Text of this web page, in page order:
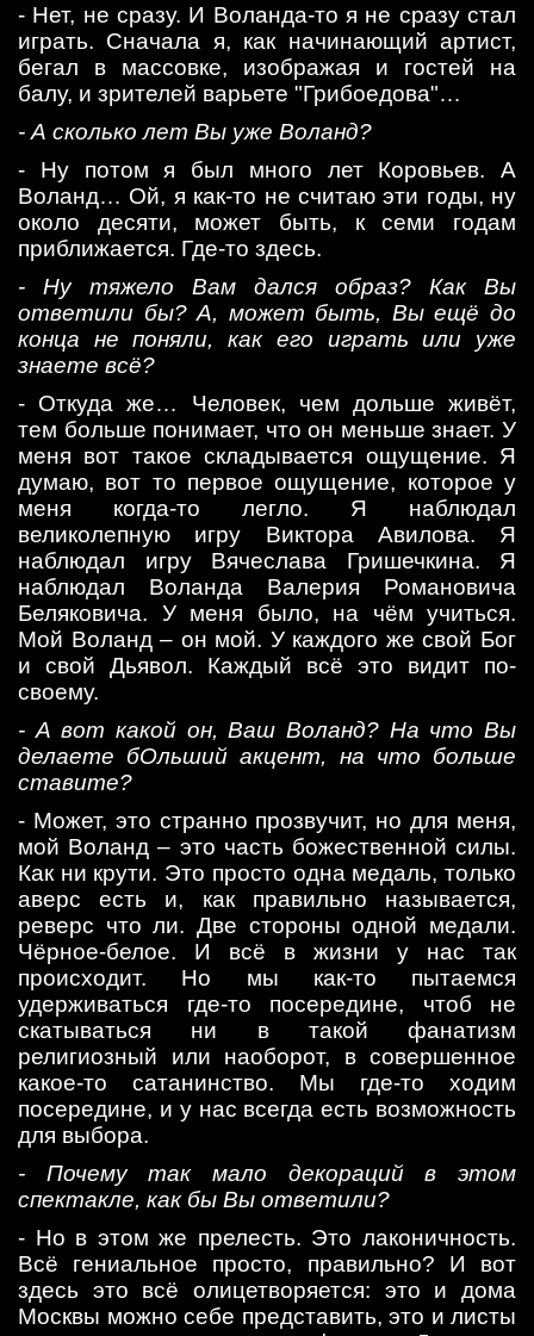
- Нет, не сразу. И Воланда-то я не сразу стал
играть. Сначала я, как начинающий артист,
бегал в массовке, изображая и гостей на
балу, и зрителей варьете "Грибоедова"…
- А сколько лет Вы уже Воланд?
- Ну потом я был много лет Коровьев. А
Воланд… Ой, я как-то не считаю эти годы, ну
около десяти, может быть, к семи годам
приближается. Где-то здесь.
- Ну тяжело Вам дался образ? Как Вы
ответили бы? А, может быть, Вы ещё до
конца не поняли, как его играть или уже
знаете всё?
- Откуда же… Человек, чем дольше живёт,
тем больше понимает, что он меньше знает. У
меня вот такое складывается ощущение. Я
думаю, вот то первое ощущение, которое у
меня когда-то легло. Я наблюдал
великолепную игру Виктора Авилова. Я
наблюдал игру Вячеслава Гришечкина. Я
наблюдал Воланда Валерия Романовича
Беляковича. У меня было, на чём учиться.
Мой Воланд – он мой. У каждого же свой Бог
и свой Дьявол. Каждый всё это видит по-
своему.
- А вот какой он, Ваш Воланд? На что Вы
делаете бОльший акцент, на что больше
ставите?
- Может, это странно прозвучит, но для меня,
мой Воланд – это часть божественной силы.
Как ни крути. Это просто одна медаль, только
аверс есть и, как правильно называется,
реверс что ли. Две стороны одной медали.
Чёрное-белое. И всё в жизни у нас так
происходит. Но мы как-то пытаемся
удерживаться где-то посередине, чтоб не
скатываться ни в такой фанатизм
религиозный или наоборот, в совершенное
какое-то сатанинство. Мы где-то ходим
посередине, и у нас всегда есть возможность
для выбора.
- Почему так мало декораций в этом
спектакле, как бы Вы ответили?
- Но в этом же прелесть. Это лаконичность.
Всё гениальное просто, правильно? И вот
здесь это всё олицетворяется: это и дома
Москвы можно себе представить, это и листы